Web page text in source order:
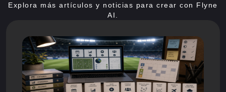
Explora más artículos y noticias para crear con Flyne
AI.